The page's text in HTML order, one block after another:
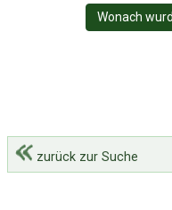
Wonach
zurück zur Suche